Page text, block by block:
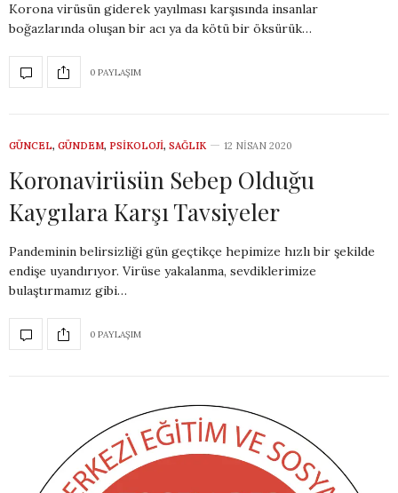
Korona virüsün giderek yayılması karşısında insanlar
boğazlarında oluşan bir acı ya da kötü bir öksürük…
0 PAYLAŞIM
GÜNCEL, GÜNDEM, PSIKOLOJI, SAĞLIK 12 NISAN 2020
Koronavirüsün Sebep Olduğu
Kaygılara Karşı Tavsiyeler
Pandeminin belirsizliği gün geçtikçe hepimize hızlı bir şekilde
endişe uyandırıyor. Virüse yakalanma, sevdiklerimize
bulaştırmamız gibi…
0 PAYLAŞIM